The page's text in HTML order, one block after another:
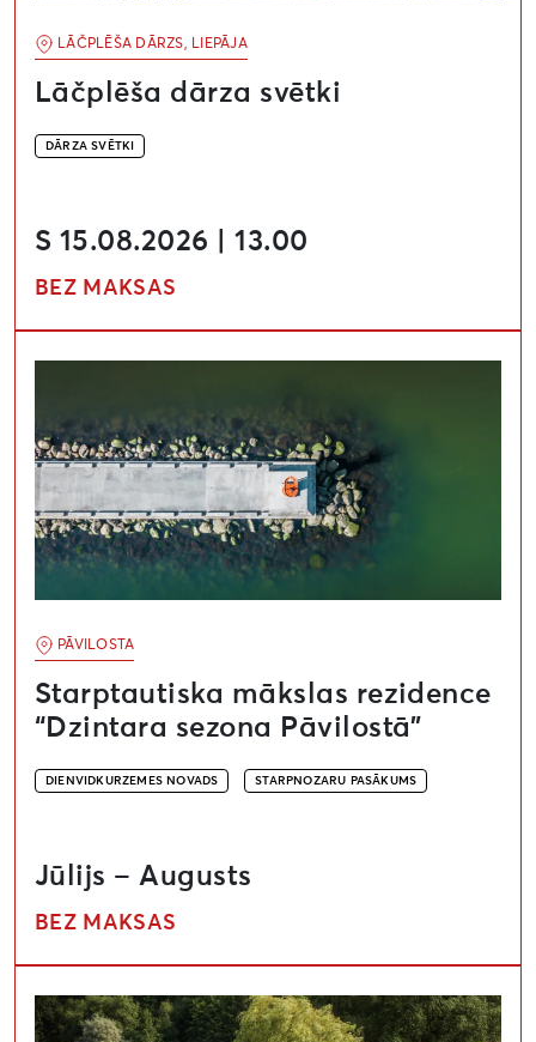
LĀČPLĒŠA DĀRZS, LIEPĀJA
Lāčplēša dārza svētki
DĀRZA SVĒTKI
S 15.08.2026 | 13.00
BEZ MAKSAS
PĀVILOSTA
Starptautiska mākslas rezidence
“Dzintara sezona Pāvilostā”
DIENVIDKURZEMES NOVADS STARPNOZARU PASĀKUMS
Jūlijs – Augusts
BEZ MAKSAS